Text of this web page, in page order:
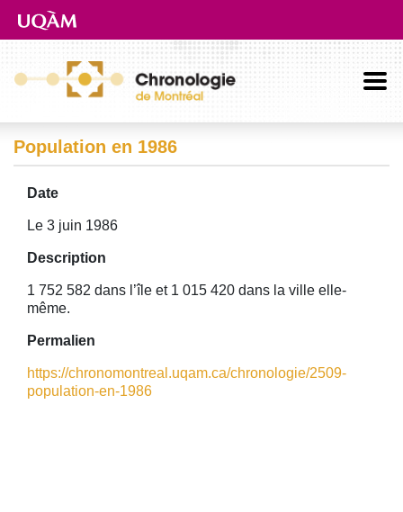
Aller directement au contenu principal
Population en 1986
Date
Le 3 juin 1986
Description
1 752 582 dans l’île et 1 015 420 dans la ville elle-
même.
Permalien
https://chronomontreal.uqam.ca/chronologie/2509-
population-en-1986